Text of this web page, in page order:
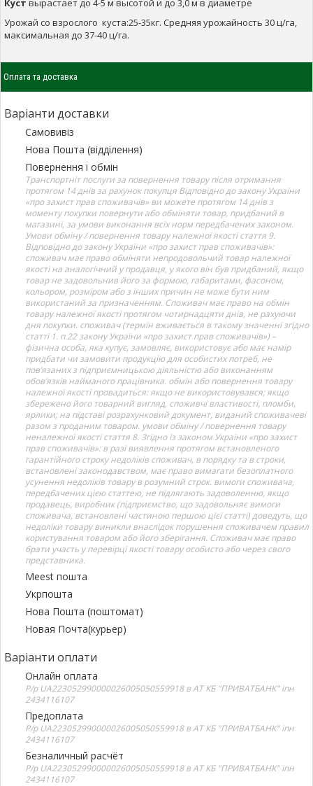
Урожай со взрослого куста:25-35кг. Средняя урожайность 30 ц/га,
максимальная до 37-40 ц/га.
Оплата та доставка
Варіанти доставки
Самовивіз
Нова Пошта (відділення)
Повернення і обмін
Транспортніт послуги за повернення товару після отримання
протягом 14 днів за рахунок покупця Відповідно до закону України
«про захист прав споживачів» ви можете протягом 14 днів з
моменту покупки повернути або обміняти товар, придбаний в
магазині, за умови виконання всіх норм передбачених законом.
Умови обміну / повернення товару належної якості стаття 9.
Відповідно до закону України «про захист прав споживачів»:
споживач має право обміняти непродовольчий товар належної
якості на аналогічний у продавця, у якого він був придбаний, якщо
товар не задовольнив його за формою, габаритами, фасоном,
кольором, розміром або з інших причин не може бути ним
використаний за призначенням. Споживач має право на обмін
товару належної якості протягом чотирнадцяти днів, не рахуючи
дня покупки. споживач (термін вживається в такому значенні згідно
статті 1. п.22 закону України «про захист прав споживачів») –
фізична особа, яка купує, замовляє, використовує або має намір
придбати чи замовити продукцію для особистих потреб, не
пов’язаних з підприємницькою діяльністю або виконанням
обов’язків найманого працівника. обмін або повернення товару
належної якості провадиться: якщо не використовувався; якщо
збережено його товарний вигляд, споживчі властивості, пломби,
ярлики; на підставі розрахунковий документ, виданий споживачеві
разом з проданим товаром. умови обміну / повернення товару
неналежної якості стаття 8. Згідно із законом України «про захист
прав споживачів»: в разі виявлення протягом встановленого
гарантійного строку недоліків споживач, в порядку та в строки,
встановлені законодавством, має право вимагати безоплатного
усунення недоліків товару в розумний строк. вимоги споживача,
передбачених цією статтею, не підлягають задоволенню, якщо
продавець, виробник (підприємство, що задовольняє вимоги
споживача, встановлені частиною першою цієї статті) доведуть, що
недоліки товару виникли внаслідок порушення споживачем правил
користування товаром або його зберігання. Споживач має право
брати участь у перевірці якості товару особисто або через свого
представника.
Meest пошта
Укрпошта
Нова Пошта (поштомат)
Новая Почта(курьер)
Варіанти оплати
Онлайн оплата
Р/р UA223052990000026005050559918 в АТ КБ "ПРИВАТБАНК" іпн
2434116107
Предоплата
Р/р UA223052990000026005050559918 в АТ КБ "ПРИВАТБАНК" іпн
2434116107
Безналичный расчёт
Р/р UA223052990000026005050559918 в АТ КБ "ПРИВАТБАНК" іпн
2434116107